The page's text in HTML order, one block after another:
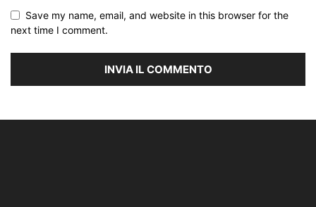
Save my name, email, and website in this browser for the
next time I comment.